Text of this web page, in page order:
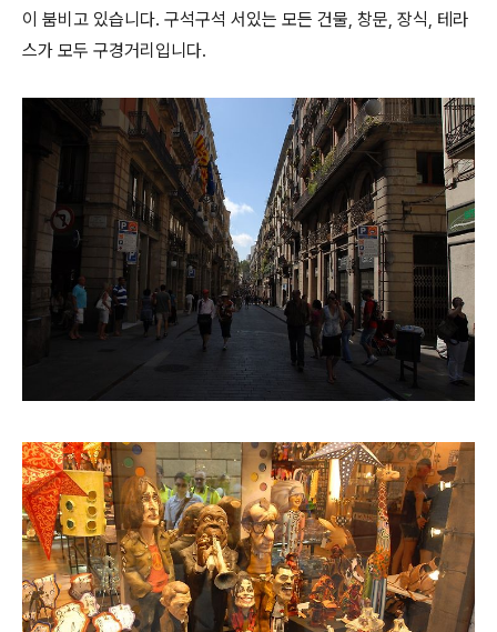
이 붐비고 있습니다. 구석구석 서있는 모든 건물, 창문, 장식, 테라
스가 모두 구경거리입니다.